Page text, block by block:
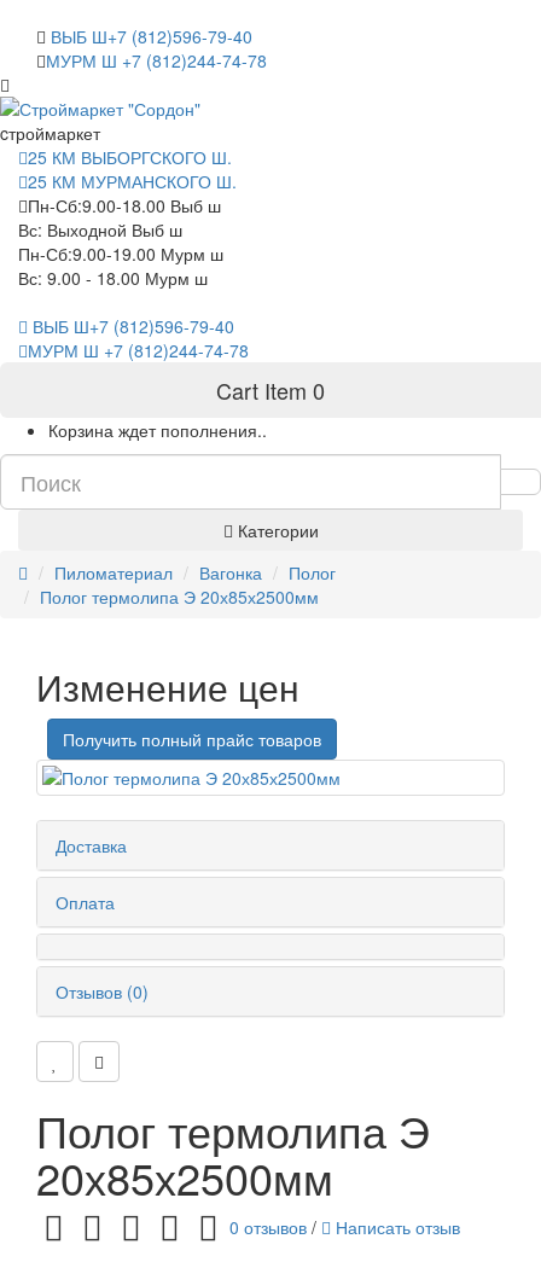
ВЫБ Ш+7 (812)596-79-40
МУРМ Ш +7 (812)244-74-78
cтроймаркет
25 КМ ВЫБОРГСКОГО Ш.
25 КМ МУРМАНСКОГО Ш.
Пн-Сб:9.00-18.00 Выб ш
Вс: Выходной Выб ш
Пн-Сб:9.00-19.00 Мурм ш
Вс: 9.00 - 18.00 Мурм ш
ВЫБ Ш+7 (812)596-79-40
МУРМ Ш +7 (812)244-74-78
Cart Item 0
Корзина ждет пополнения..
Категории
Пиломатериал
Вагонка
Полог
Полог термолипа Э 20х85х2500мм
Изменение цен
Получить полный прайс товаров
Доставка
Оплата
Отзывов (0)
Полог термолипа Э
20х85х2500мм
0 отзывов / Написать отзыв